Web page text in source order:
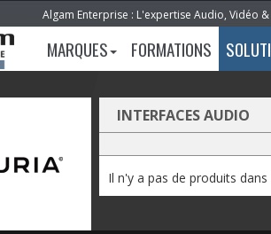
Algam Enterprise : L'expertise Audio, Vidéo
MARQUES FORMATIONS
INTERFACES AUDIO
Il n'y a pas de produits